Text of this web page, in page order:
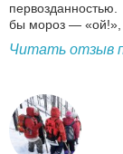
бы мороз — «ой!»,
Читать отзыв